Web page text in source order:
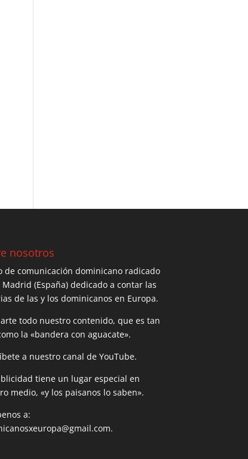
nosotros
de comunicación dominicano radicado
(España) dedicado a contar las
de las y los dominicanos en Europa.
todo nuestro contenido, que es tan
la «bandera con aguacate».
a nuestro canal de YouTube.
tiene un lugar especial en
medio, «y los paisanos lo saben».
a: